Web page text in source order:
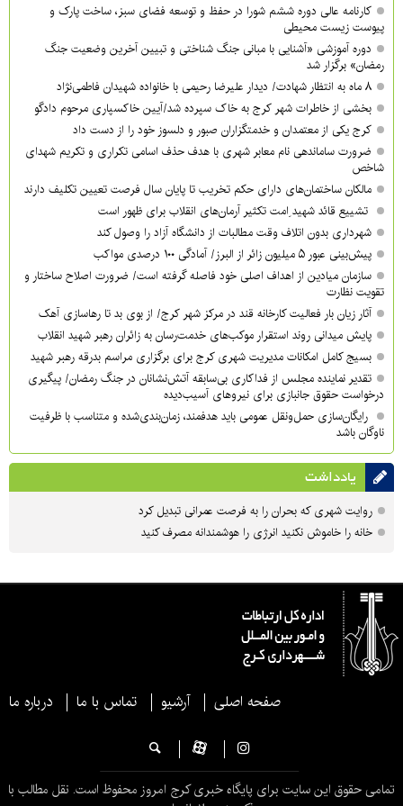
کارنامه عالی دوره ششم شورا در حفظ و توسعه فضای سبز، ساخت پارک و
پیوست زیست محیطی
دوره آموزشی «آشنایی با مبانی جنگ شناختی و تبیین آخرین وضعیت جنگ
رمضان» برگزار شد
۸ ماه به انتظار شهادت/ دیدار علیرضا رحیمی با خانواده شهیدان فاطمی‌نژاد
بخشی از خاطرات شهر کرج به خاک سپرده شد/آیین خاکسپاری مرحوم دادگو
کرج یکی از معتمدان و خدمتگزاران صبور و دلسوز خود را از دست داد
ضرورت ساماندهی نام‌ معابر شهری با هدف حذف اسامی تکراری و تکریم شهدای
شاخص
مالکان ساختمان‌های دارای حکم تخریب تا پایان سال فرصت تعیین تکلیف دارند
تشییع قائد شهید ِامت تکثیر آرمان‌های انقلاب برای ظهور است
شهرداری بدون اتلاف وقت مطالبات از دانشگاه آزاد را وصول کند
پیش‌بینی عبور ۵ میلیون زائر از البرز/ آمادگی ۱۰۰ درصدی مواکب
سازمان میادین از اهداف اصلی خود فاصله گرفته است/ ضرورت اصلاح ساختار و
تقویت نظارت
آثار زیان بار فعالیت کارخانه قند در مرکز شهر کرج/ از بوی بد تا رهاسازی آهک
پایش میدانی روند استقرار موکب‌های خدمت‌رسان به زائران رهبر شهید انقلاب
بسیج کامل امکانات مدیریت شهری کرج برای برگزاری مراسم بدرقه رهبر شهید
تقدیر نماینده مجلس از فداکاری بی‌سابقه آتش‌نشانان در جنگ رمضان/ پیگیری
درخواست حقوق جانبازی برای نیروهای آسیب‌دیده
رایگان‌سازی حمل‌ونقل عمومی باید هدفمند، زمان‌بندی‌شده و متناسب با ظرفیت
ناوگان باشد
یادداشت
روایت شهری که بحران را به فرصت عمرانی تبدیل کرد
خانه را خاموش نکنید انرژی را هوشمندانه مصرف کنید
صفحه اصلی آرشیو تماس با ما درباره ما
تمامی حقوق این سایت برای پایگاه خبری کرج امروز محفوظ است. نقل مطالب با